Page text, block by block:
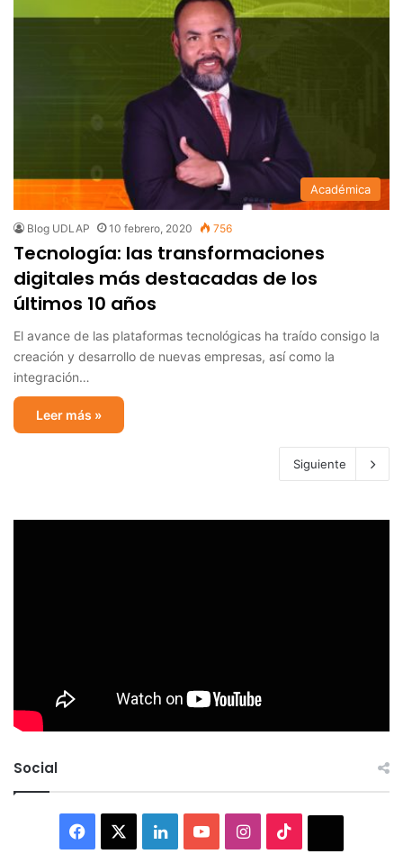
Académica
Blog UDLAP 10 febrero, 2020 756
Tecnología: las transformaciones
digitales más destacadas de los
últimos 10 años
El avance de las plataformas tecnológicas ha traído consigo la
creación y desarrollo de nuevas empresas, así como la
integración…
Leer más »
Siguiente
Social
Facebook LinkedInYouTubeInstagram